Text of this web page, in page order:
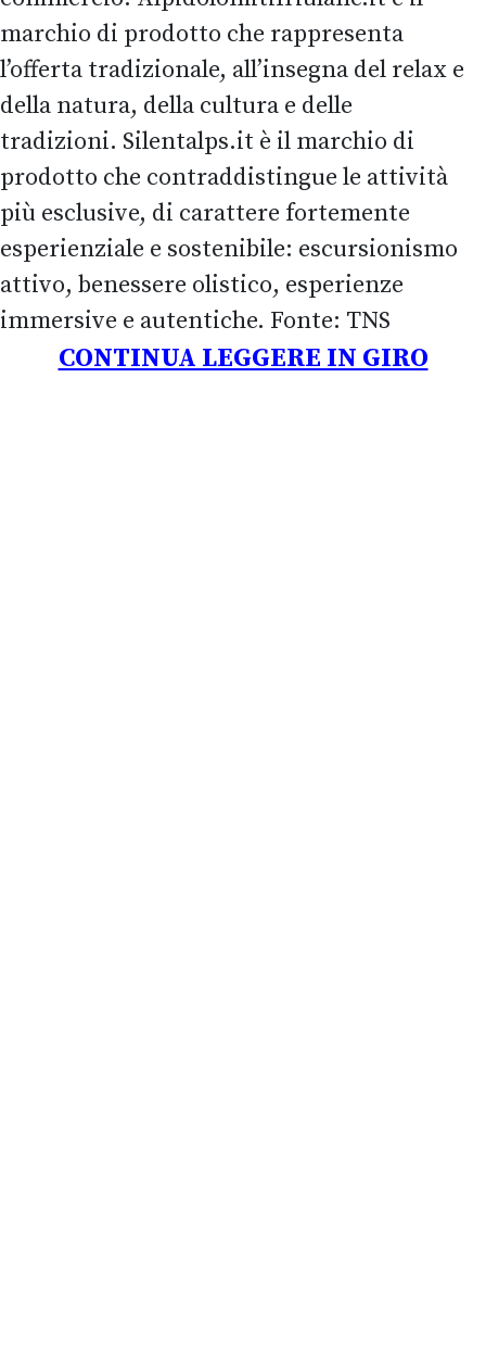
marchio di prodotto che rappresenta
l’offerta tradizionale, all’insegna del relax e
della natura, della cultura e delle
tradizioni. Silentalps.it è il marchio di
prodotto che contraddistingue le attività
più esclusive, di carattere fortemente
esperienziale e sostenibile: escursionismo
attivo, benessere olistico, esperienze
immersive e autentiche. Fonte: TNS
CONTINUA LEGGERE IN GIRO